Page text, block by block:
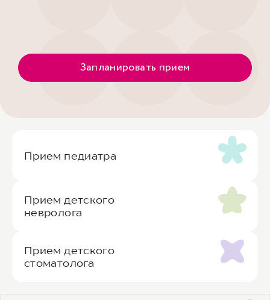
Запланировать прием
Прием педиатра
Прием детского
невролога
Прием детского
стоматолога